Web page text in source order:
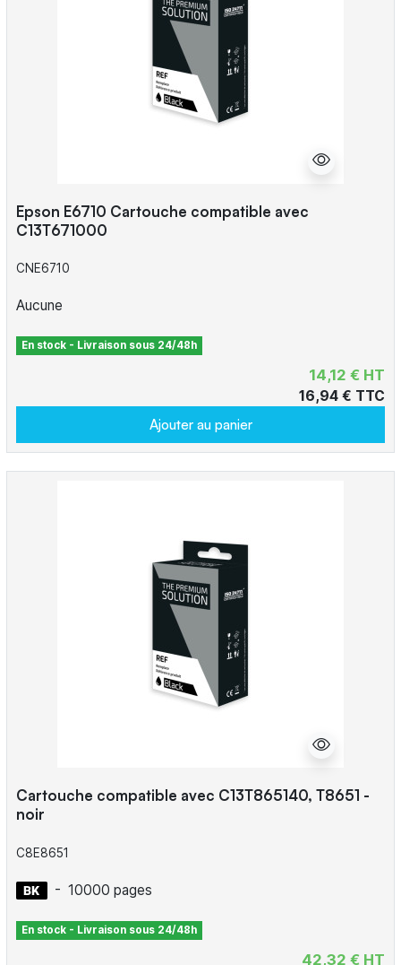
Epson E6710 Cartouche compatible avec
C13T671000
CNE6710
Aucune
En stock - Livraison sous 24/48h
14,12 € HT
16,94 € TTC
Ajouter au panier
Cartouche compatible avec C13T865140, T8651 -
noir
C8E8651
- 10000 pages
En stock - Livraison sous 24/48h
42,32 € HT